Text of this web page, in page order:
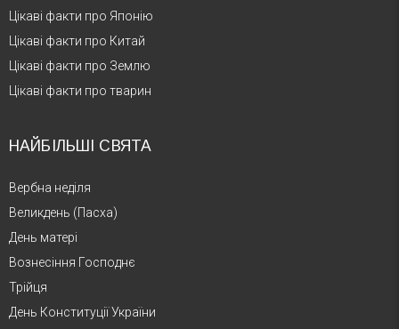
Цікаві факти про Японію
Цікаві факти про Китай
Цікаві факти про Землю
Цікаві факти про тварин
НАЙБІЛЬШІ СВЯТА
Вербна неділя
Великдень (Пасха)
День матері
Вознесіння Господнє
Трійця
День Конституції України